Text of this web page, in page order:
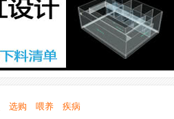
选购 喂养 疾病